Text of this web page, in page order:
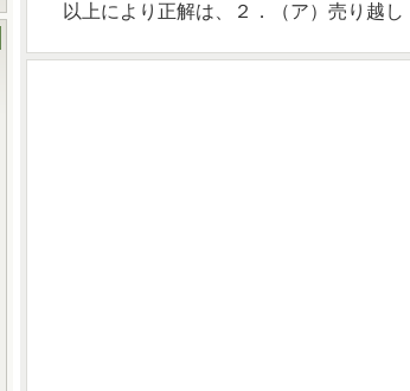
以上により正解は、２．（ア）売り